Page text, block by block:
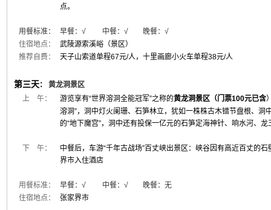
点。
用餐标准： 早餐：√ 中餐：√ 晚餐： √
住宿地点：
武陵源索溪峪（景区）
推荐自费：
天子山索道单程67元/人，十里画廊小火车单程38元/人
第三天：
黄龙洞景区
上 午：
游览享有“世界溶洞全能冠军”之称的黄龙洞景区（门票100元已含
溶洞”，洞中灯火阑珊、石笋林立，犹如一株株古木错节盘根、洞
的“地下魔宫”，洞中还有投保一亿元的石笋定海神针、响水河、
下 午：
中餐后，车游“千年古战场”百丈峡出景区：峡谷因有高近百丈的
界市入住酒店
用餐标准：
早餐：√ 中餐：√ 晚餐：无
住宿地点：
张家界市